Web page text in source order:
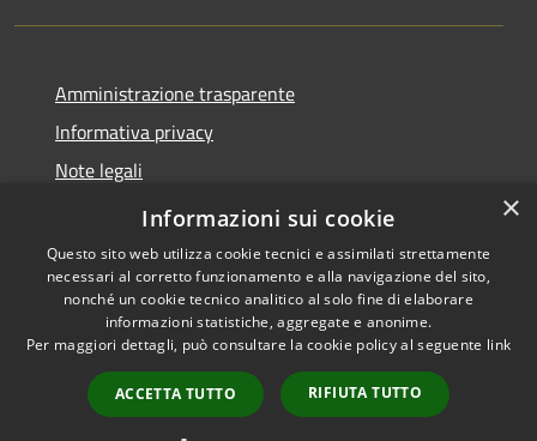
Amministrazione trasparente
Informativa privacy
Note legali
Dichiarazione di accessibilità
Accessibilità
Copyright © 2026 • Comune di
Spinone al Lago • Powered by
Municipium•
Accesso
redazione
×
Informazioni sui cookie
Questo sito web utilizza cookie tecnici e assimilati strettamente
necessari al corretto funzionamento e alla navigazione del sito,
nonché un cookie tecnico analitico al solo fine di elaborare
informazioni statistiche, aggregate e anonime.
Per maggiori dettagli, può consultare la cookie policy al seguente link
ACCETTA TUTTO RIFIUTA TUTTO